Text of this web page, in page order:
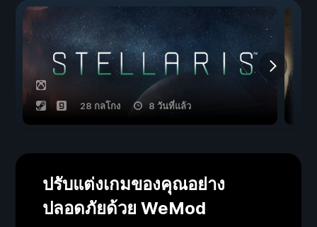
28 กลโกง 8 วันที่แล้ว
ปรับแต่งเกมของคุณอย่าง
ปลอดภัยด้วย WeMod